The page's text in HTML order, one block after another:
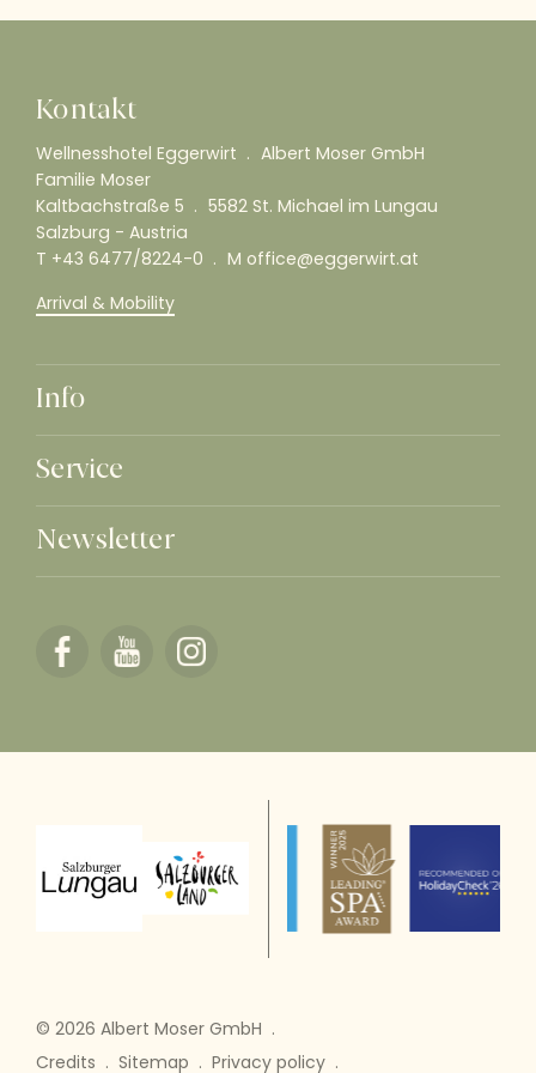
Kontakt
Wellnesshotel Eggerwirt
Albert Moser GmbH
Familie Moser
Kaltbachstraße 5
5582 St. Michael im Lungau
Salzburg - Austria
T +43 6477/8224-0 M office@eggerwirt.at
Arrival & Mobility
Info
Service
Newsletter
© 2026 Albert Moser GmbH .
Credits .Sitemap .Privacy policy .